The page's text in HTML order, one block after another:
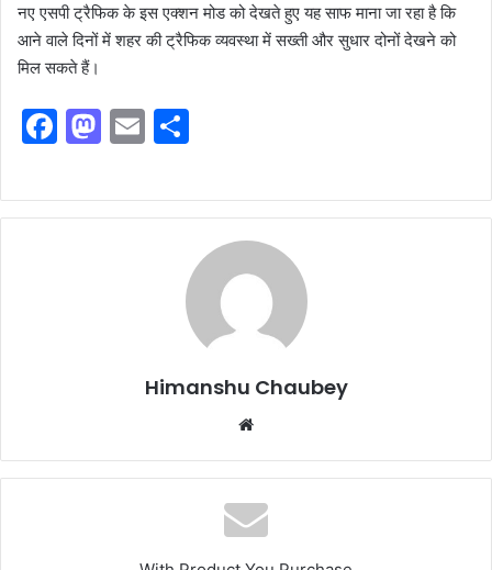
नए एसपी ट्रैफिक के इस एक्शन मोड को देखते हुए यह साफ माना जा रहा है कि
आने वाले दिनों में शहर की ट्रैफिक व्यवस्था में सख्ती और सुधार दोनों देखने को
मिल सकते हैं।
F
c
e
M
st
o
E
ai
l
ar
e
Himanshu Chaubey